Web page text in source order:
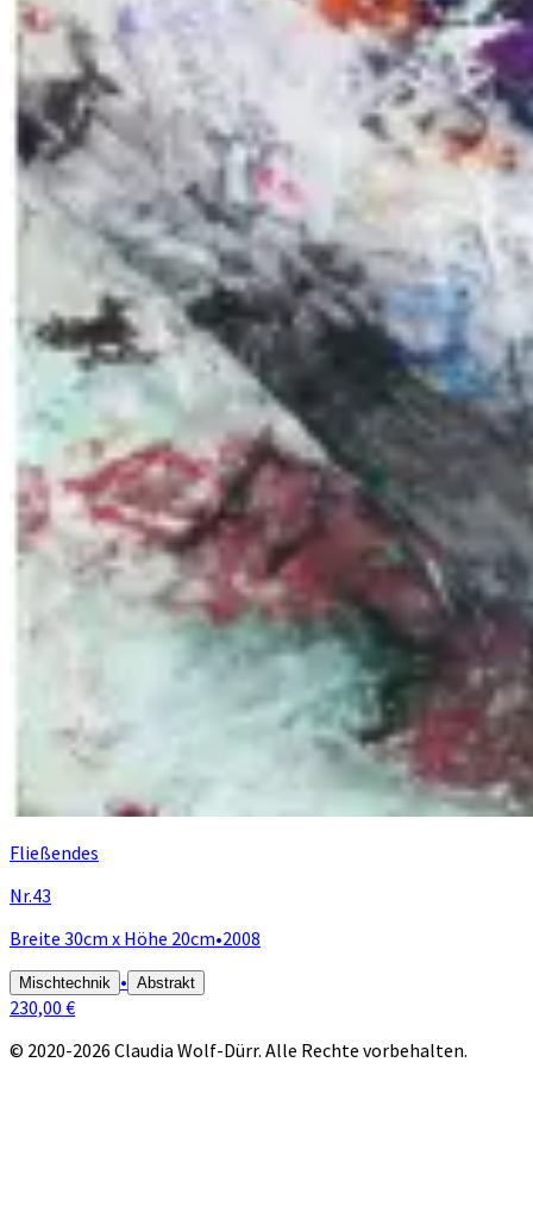
Fließendes
Nr.43
Breite 30cm x Höhe 20cm•2008
Mischtechnik • Abstrakt
230,00 €
© 2020-2026 Claudia Wolf-Dürr. Alle Rechte vorbehalten.